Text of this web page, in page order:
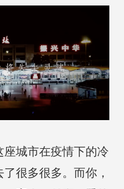
城市在疫情下的冷
很多很多。而你，